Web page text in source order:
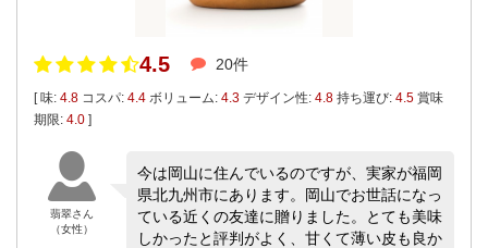
4.5 20件
[ 味: 4.8 コスパ: 4.4 ボリューム: 4.3 デザイン性: 4.8 持ち運び: 4.5 賞味
期限: 4.0 ]
翡翠さん
（女性）
今は岡山に住んでいるのですが、実家が福岡
県北九州市にあります。岡山でお世話になっ
ている近くの友達に贈りました。とても美味
しかったと評判がよく、甘くて薄い皮も良か